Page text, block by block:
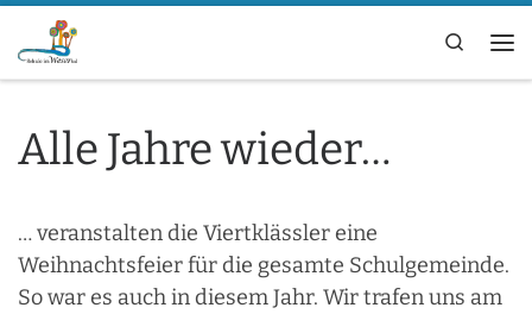
Zum Inhalt springen
Search
Alle Jahre wieder…
… veranstalten die Viertklässler eine
Weihnachtsfeier für die gesamte Schulgemeinde.
So war es auch in diesem Jahr. Wir trafen uns am